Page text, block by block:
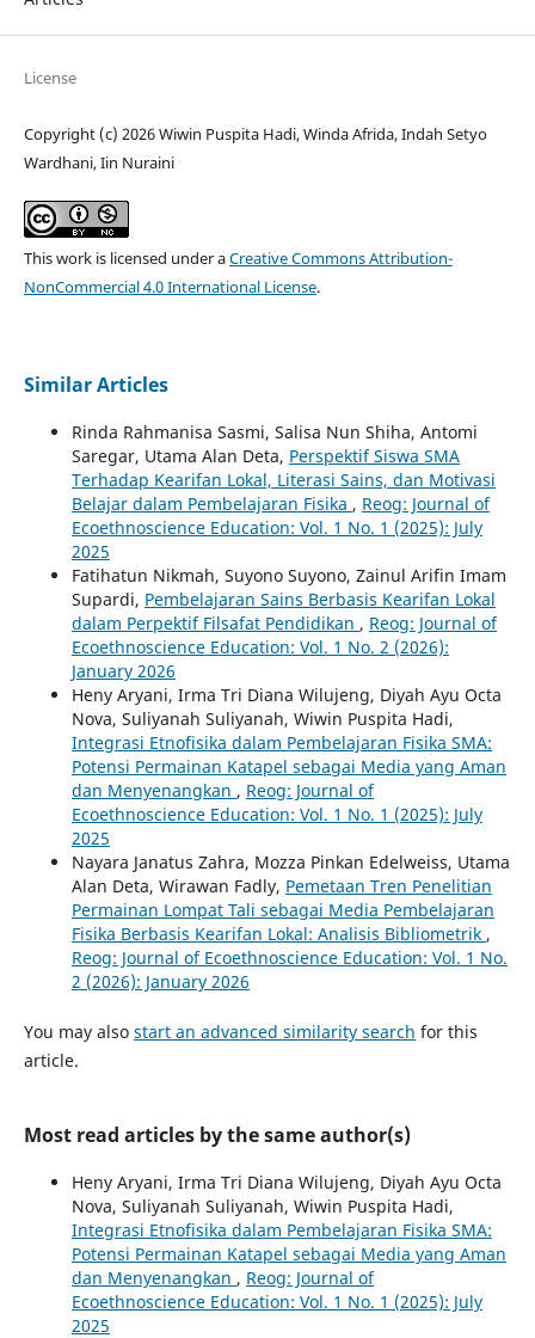
License
Copyright (c) 2026 Wiwin Puspita Hadi, Winda Afrida, Indah Setyo
Wardhani, Iin Nuraini
This work is licensed under aCreative Commons Attribution-
NonCommercial 4.0 International License.
Similar Articles
Rinda Rahmanisa Sasmi, Salisa Nun Shiha, Antomi
Saregar, Utama Alan Deta, Perspektif Siswa SMA
Terhadap Kearifan Lokal, Literasi Sains, dan Motivasi
Belajar dalam Pembelajaran Fisika , Reog: Journal of
Ecoethnoscience Education: Vol. 1 No. 1 (2025): July
2025
Fatihatun Nikmah, Suyono Suyono, Zainul Arifin Imam
Supardi, Pembelajaran Sains Berbasis Kearifan Lokal
dalam Perpektif Filsafat Pendidikan , Reog: Journal of
Ecoethnoscience Education: Vol. 1 No. 2 (2026):
January 2026
Heny Aryani, Irma Tri Diana Wilujeng, Diyah Ayu Octa
Nova, Suliyanah Suliyanah, Wiwin Puspita Hadi,
Integrasi Etnofisika dalam Pembelajaran Fisika SMA:
Potensi Permainan Katapel sebagai Media yang Aman
dan Menyenangkan , Reog: Journal of
Ecoethnoscience Education: Vol. 1 No. 1 (2025): July
2025
Nayara Janatus Zahra, Mozza Pinkan Edelweiss, Utama
Alan Deta, Wirawan Fadly, Pemetaan Tren Penelitian
Permainan Lompat Tali sebagai Media Pembelajaran
Fisika Berbasis Kearifan Lokal: Analisis Bibliometrik ,
Reog: Journal of Ecoethnoscience Education: Vol. 1 No.
2 (2026): January 2026
You may also start an advanced similarity search for this
article.
Most read articles by the same author(s)
Heny Aryani, Irma Tri Diana Wilujeng, Diyah Ayu Octa
Nova, Suliyanah Suliyanah, Wiwin Puspita Hadi,
Integrasi Etnofisika dalam Pembelajaran Fisika SMA:
Potensi Permainan Katapel sebagai Media yang Aman
dan Menyenangkan , Reog: Journal of
Ecoethnoscience Education: Vol. 1 No. 1 (2025): July
2025